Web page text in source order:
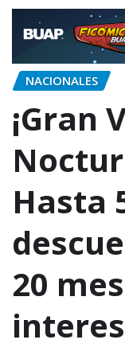
NACIONALES
¡Gran
Hasta
20